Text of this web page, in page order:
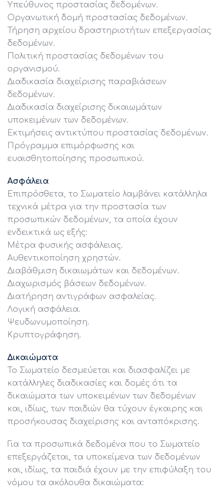
Υπεύθυνος προστασίας δεδομένων.
Οργανωτική δομή προστασίας δεδομένων.
Τήρηση αρχείου δραστηριοτήτων επεξεργασίας
δεδομένων.
Πολιτική προστασίας δεδομένων του
οργανισμού.
Διαδικασία διαχείρισης παραβιάσεων
δεδομένων.
Διαδικασία διαχείρισης δικαιωμάτων
υποκειμένων των δεδομένων.
Εκτιμήσεις αντικτύπου προστασίας δεδομένων.
Πρόγραμμα επιμόρφωσης και
ευαισθητοποίησης προσωπικού.
Ασφάλεια
Επιπρόσθετα, το Σωματείο λαμβάνει κατάλληλα
τεχνικά μέτρα για την προστασία των
προσωπικών δεδομένων, τα οποία έχουν
ενδεικτικά ως εξής:
Μέτρα φυσικής ασφάλειας.
Αυθεντικοποίηση χρηστών.
Διαβάθμιση δικαιωμάτων και δεδομένων.
Διαχωρισμός βάσεων δεδομένων.
Διατήρηση αντιγράφων ασφαλείας.
Λογική ασφάλεια.
Ψευδωνυμοποίηση.
Κρυπτογράφηση.
Δικαιώματα
Το Σωματείο δεσμεύεται και διασφαλίζει με
κατάλληλες διαδικασίες και δομές ότι τα
δικαιώματα των υποκειμένων των δεδομένων
και, ιδίως, των παιδιών θα τύχουν έγκαιρης και
προσήκουσας διαχείρισης και ανταπόκρισης.
Για τα προσωπικά δεδομένα που το Σωματείο
επεξεργάζεται, τα υποκείμενα των δεδομένων
και, ιδίως, τα παιδιά έχουν με την επιφύλαξη του
νόμου τα ακόλουθα δικαιώματα: